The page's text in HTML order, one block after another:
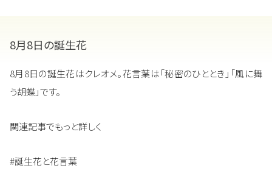
8月8日の誕生花
8月8日の誕生花はクレオメ。花言葉は「秘密のひととき」「風に舞
う胡蝶」です。
関連記事でもっと詳しく
#誕生花と花言葉